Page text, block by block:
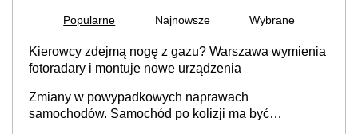
Popularne Najnowsze Wybrane
Kierowcy zdejmą nogę z gazu? Warszawa wymienia
fotoradary i montuje nowe urządzenia
Zmiany w powypadkowych naprawach
samochodów. Samochód po kolizji ma być